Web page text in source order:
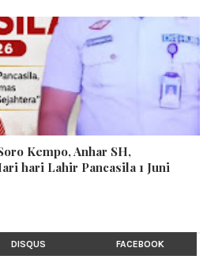
Kempo, Anhar SH,
hari Lahir Pancasila 1 Juni
DISQUS FACEBOOK